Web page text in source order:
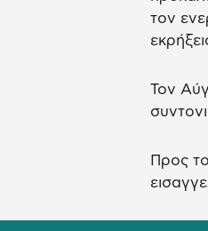
τον
Τον
Προς